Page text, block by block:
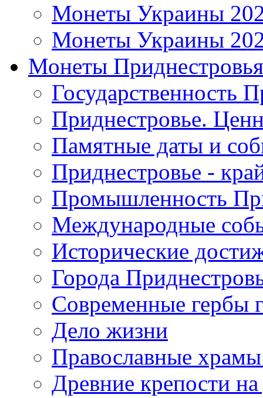
Монеты Украины
Монеты Украины
Монеты Приднестровья
Государственность
Приднестровье.
Памятные даты и
Приднестровье -
Промышленность
Международные
Исторические
Города
Современные гербы
Дело жизни
Православные
Древние крепости